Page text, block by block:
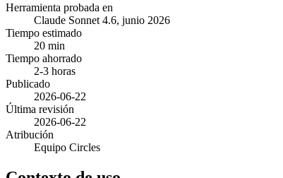
Herramienta probada en
Claude Sonnet 4.6, junio 2026
Tiempo estimado
20 min
Tiempo ahorrado
2-3 horas
Publicado
2026-06-22
Última revisión
2026-06-22
Atribución
Equipo Circles